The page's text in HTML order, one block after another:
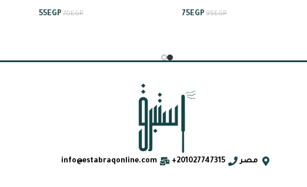
95EGP
75EGP
70EGP
55EGP
مصر 201027747315+
info@estabraqonline.com